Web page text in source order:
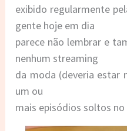
exibido regularmente
gente hoje em dia
parece não lembrar e
nenhum streaming
da moda (deveria estar
um ou
mais episódios soltos no